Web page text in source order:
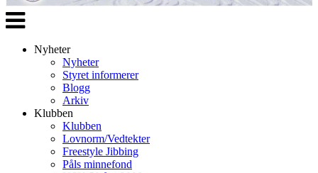
Veksle
navigasjon
Nyheter
Nyheter
Styret informerer
Blogg
Arkiv
Klubben
Klubben
Lovnorm/Vedtekter
Freestyle Jibbing
Påls minnefond